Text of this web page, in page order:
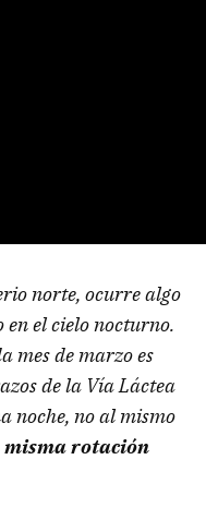
norte, ocurre algo
el cielo nocturno.
mes de marzo es
de la Vía Láctea
noche, no al mismo
rotación